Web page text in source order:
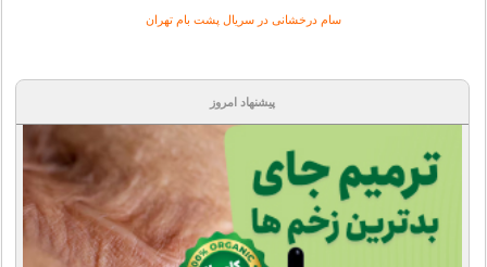
سام درخشانی در سریال پشت بام تهران
پیشنهاد امروز